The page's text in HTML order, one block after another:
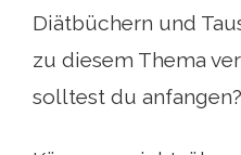
Diätbüchern und
zu diesem Thema
solltest du